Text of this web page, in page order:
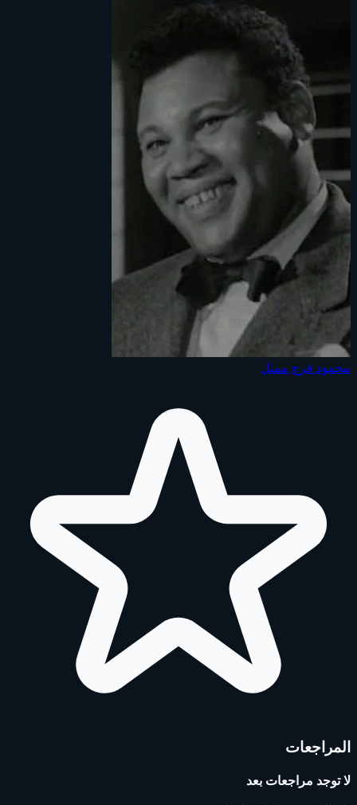
محمود فرج ممثل
المراجعات
لا توجد مراجعات بعد